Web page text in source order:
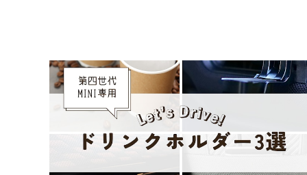
CRAFTPLUS
フロアマット
ブラックアウト
カーボン
Amistad leather
CABANA
CRAFTPLUS
第二世代 R55~61
第三世代 F54/55/56/57/60
第四世代 F65/66/67・J01/05・U25